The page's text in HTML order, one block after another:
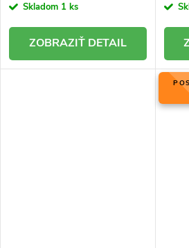
Skladom 1 ks
DETAIL